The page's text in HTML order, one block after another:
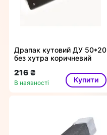
Драпак кутовий ДУ 50*20
без хутра коричневий
216 ₴
В наявності Купити